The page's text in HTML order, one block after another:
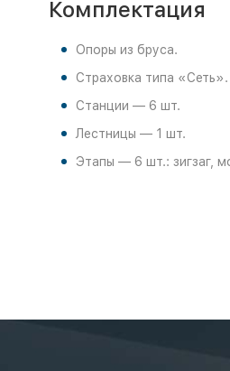
Комплектация
Опоры из бруса.
Страховка типа «Сеть».
Станции — 6 шт.
Лестницы — 1 шт.
Этапы — 6 шт.: зигзаг,